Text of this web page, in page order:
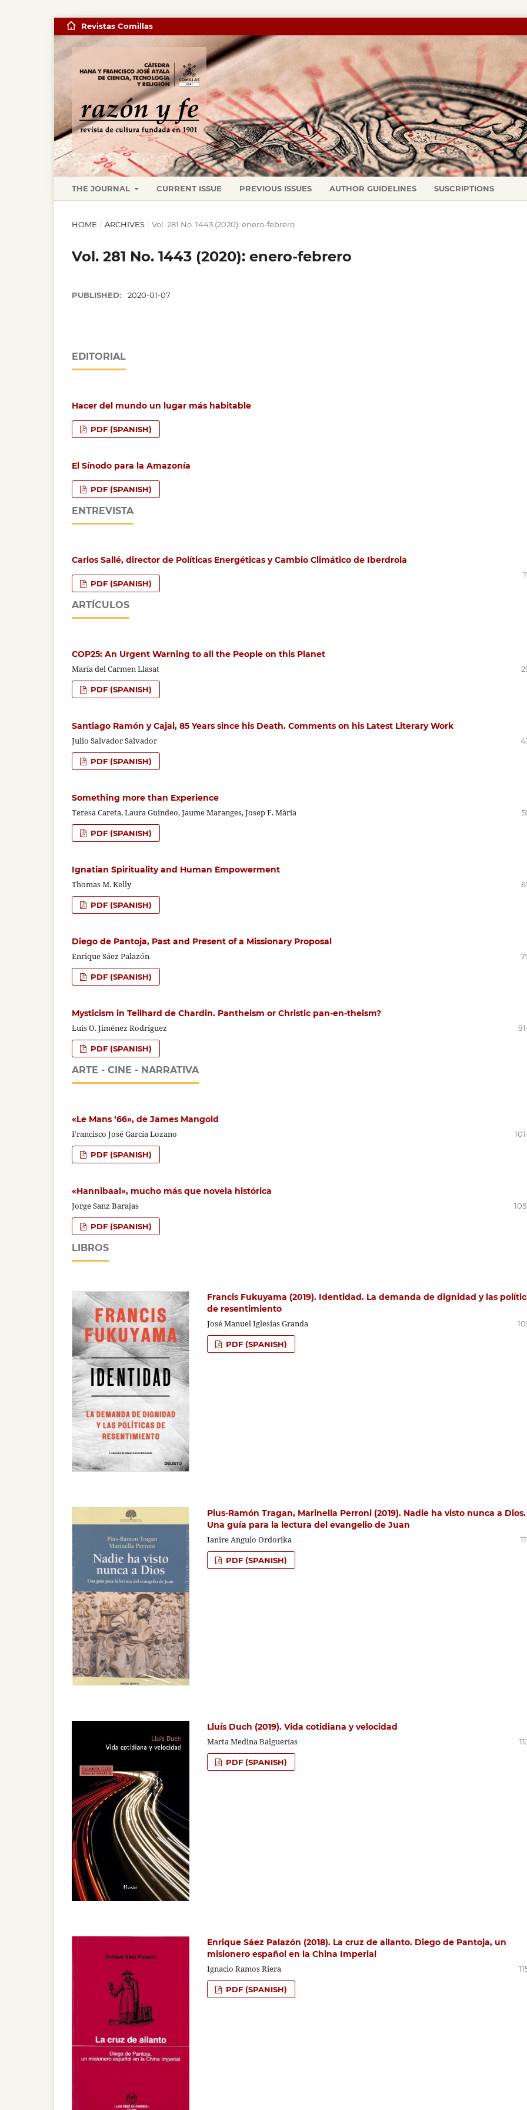
THE JOURNAL CURRENT ISSUE PREVIOUS ISSUES AUTHOR GUIDELINES SUSCRIPTIONS
Revistas Comillas
HOME / ARCHIVES / Vol. 281 No. 1443 (2020): enero-febrero
Vol. 281 No. 1443 (2020): enero-febrero
PUBLISHED: 2020-01-07
EDITORIAL
Hacer del mundo un lugar más habitable
PDF (SPANISH)
El Sínodo para la Amazonía
PDF (SPANISH)
ENTREVISTA
Carlos Sallé, director de Políticas Energéticas y Cambio Climático de Iberdrola
PDF (SPANISH)
ARTÍCULOS
COP25: An Urgent Warning to all the People on this Planet
María del Carmen Llasat
PDF (SPANISH)
Santiago Ramón y Cajal, 85 Years since his Death. Comments on his Latest Literary Work
Julio Salvador Salvador
PDF (SPANISH)
Something more than Experience
Teresa Careta, Laura Guindeo, Jaume Maranges, Josep F. Mària
PDF (SPANISH)
Ignatian Spirituality and Human Empowerment
Thomas M. Kelly
PDF (SPANISH)
Diego de Pantoja, Past and Present of a Missionary Proposal
Enrique Sáez Palazón
PDF (SPANISH)
Mysticism in Teilhard de Chardin. Pantheism or Christic pan-en-theism?
Luis O. Jiménez Rodríguez
PDF (SPANISH)
ARTE - CINE - NARRATIVA
«Le Mans ‘66», de James Mangold
Francisco José García Lozano
PDF (SPANISH)
«Hannibaal», mucho más que novela histórica
Jorge Sanz Barajas
PDF (SPANISH)
LIBROS
Francis Fukuyama (2019). Identidad. La demanda de dignidad y las
de resentimiento
José Manuel Iglesias Granda
PDF (SPANISH)
Pius-Ramón Tragan, Marinella Perroni (2019). Nadie ha visto nunca a Dios.
Una guía para la lectura del evangelio de Juan
Ianire Angulo Ordorika
PDF (SPANISH)
Lluís Duch (2019). Vida cotidiana y velocidad
Marta Medina Balguerías
PDF (SPANISH)
Enrique Sáez Palazón (2018). La cruz de ailanto. Diego de Pantoja, un
misionero español en la China Imperial
Ignacio Ramos Riera
PDF (SPANISH)